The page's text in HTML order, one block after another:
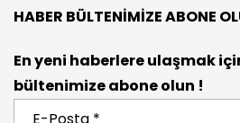
HABER BÜLTENIMIZE ABONE
En yeni haberlere ulaşmak
bültenimize abone olun !